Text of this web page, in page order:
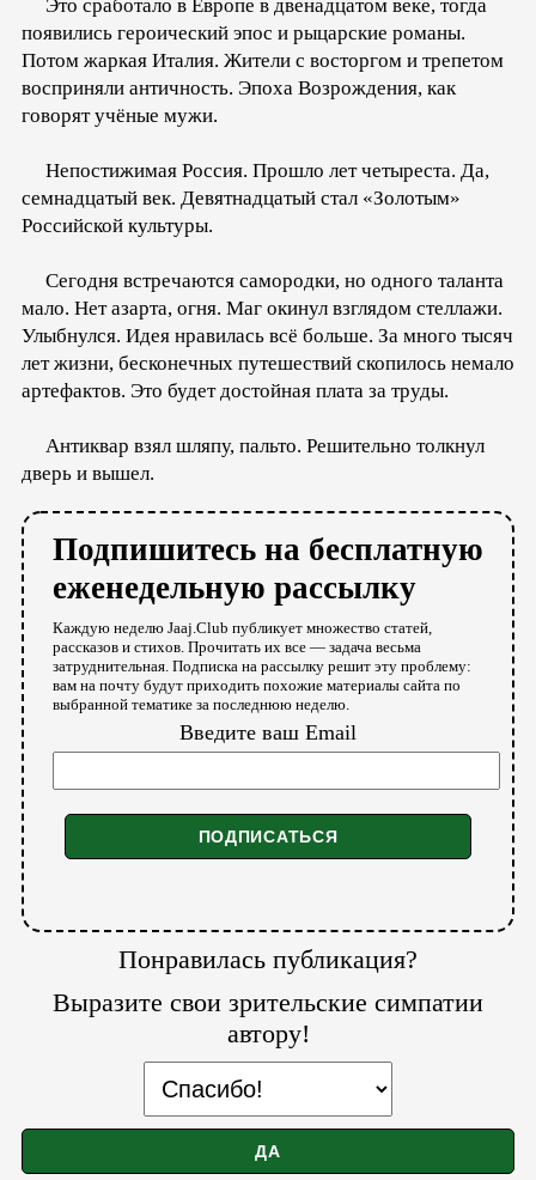
Это сработало в Европе в двенадцатом веке, тогда
появились героический эпос и рыцарские романы.
Потом жаркая Италия. Жители с восторгом и трепетом
восприняли античность. Эпоха Возрождения, как
говорят учёные мужи.
Непостижимая Россия. Прошло лет четыреста. Да,
семнадцатый век. Девятнадцатый стал «Золотым»
Российской культуры.
Сегодня встречаются самородки, но одного таланта
мало. Нет азарта, огня. Маг окинул взглядом стеллажи.
Улыбнулся. Идея нравилась всё больше. За много тысяч
лет жизни, бесконечных путешествий скопилось немало
артефактов. Это будет достойная плата за труды.
Антиквар взял шляпу, пальто. Решительно толкнул
дверь и вышел.
Подпишитесь на бесплатную
еженедельную рассылку
Каждую неделю Jaaj.Club публикует множество статей,
рассказов и стихов. Прочитать их все — задача весьма
затруднительная. Подписка на рассылку решит эту проблему:
вам на почту будут приходить похожие материалы сайта по
выбранной тематике за последнюю неделю.
Введите ваш Email
Понравилась публикация?
Выразите свои зрительские симпатии
автору!